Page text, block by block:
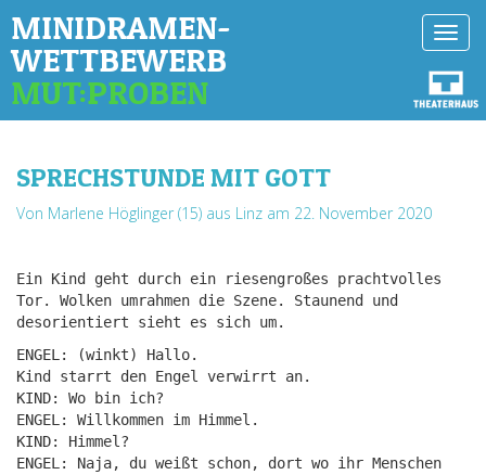
MINIDRAMEN-
WETTBEWERB
MUT:PROBEN
SPRECHSTUNDE MIT GOTT
Von Marlene Höglinger (15) aus Linz am 22. November 2020
Ein Kind geht durch ein riesengroßes prachtvolles
Tor. Wolken umrahmen die Szene. Staunend und
desorientiert sieht es sich um.
ENGEL: (winkt) Hallo.
Kind starrt den Engel verwirrt an.
KIND: Wo bin ich?
ENGEL: Willkommen im Himmel.
KIND: Himmel?
ENGEL: Naja, du weißt schon, dort wo ihr Menschen